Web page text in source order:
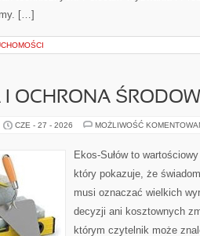
[…]
I OCHRONA
CZE - 27 - 2026 MOŻLIWOŚĆ
Ekos-Sułów to
który pokazuje, że
musi oznaczać wielkich
decyzji ani kosztownych
którym czytelnik może